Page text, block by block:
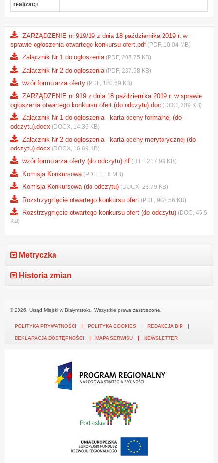
realizacji
ZARZĄDZENIE nr 919/19 z dnia 18 października 2019 r. w
sprawie ogłoszenia otwartego konkursu ofert.pdf (PDF, 10.04 MB)
Załącznik Nr 1 do ogłoszenia (PDF, 208.75 KB)
Załącznik Nr 2 do ogłoszenia (PDF, 237.58 KB)
wzór formularza oferty (PDF, 180.69 KB)
ZARZĄDZENIE nr 919 z dnia 18 października 2019 r. w sprawie
ogłoszenia otwartego konkursu ofert (do odczytu).doc (DOC, 209 KB)
Załącznik Nr 1 do ogłoszenia - karta oceny formalnej (do
odczytu).docx (DOCX, 14.36 KB)
Załącznik Nr 2 do ogłoszenia - karta oceny merytorycznej (do
odczytu).docx (DOCX, 16.69 KB)
wzór formularza oferty (do odczytu).rtf (RTF, 217.93 KB)
Komisja Konkursowa (PDF, 1.18 MB)
Komisja Konkursowa (do odczytu) (DOCX, 23.79 KB)
Rozstrzygnięcie otwartego konkursu ofert (PDF, 908.56 KB)
Rozstrzygnięcie otwartego konkursu ofert (do odczytu) (DOC, 45.5
KB)
Metryczka
Historia zmian
© 2026. Urząd Miejski w Białymstoku. Wszystkie prawa zastrzeżone.
POLITYKA PRYWATNOŚCI POLITYKA COOKIES REDAKCJA BIP
DEKLARACJA DOSTĘPNOŚCI MAPA SERWISU NEWSLETTER